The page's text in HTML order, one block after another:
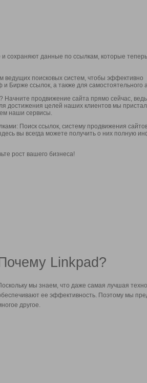
сохраняют данные по ссылкам, которые
ведущих поисковых систем, чтобы эффективно
Бирже ссылок, а также для самостоятельного
Начните продвижение сайта прямо сейчас,
достижения целей наших клиентов мы
наши сервисы.
Поиск ссылок, систему продвижения
вы всегда можете получить о них полную
рост вашего бизнеса!
Linkpad?
мы знаем, что даже самая лучшая
ее эффективность. Поэтому мы
другое.